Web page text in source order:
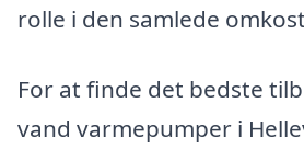
rolle i den samlede
For at finde det bedste
vand varmepumper i